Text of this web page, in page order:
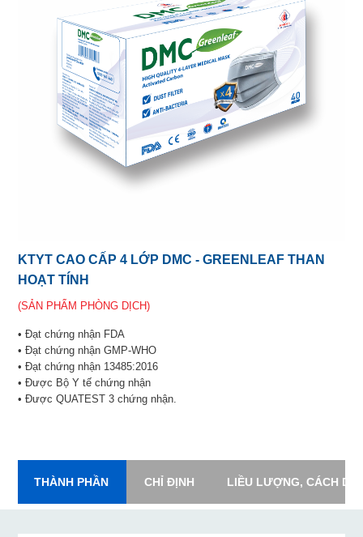
KTYT CAO CẤP 4 LỚP DMC - GREENLEAF THAN
HOẠT TÍNH
(SẢN PHẨM PHÒNG DỊCH)
• Đạt chứng nhận FDA
• Đạt chứng nhận GMP-WHO
• Đạt chứng nhận 13485:2016
• Được Bộ Y tế chứng nhận
• Được QUATEST 3 chứng nhận.
THÀNH PHẦN CHỈ ĐỊNH LIỀU LƯỢNG, CÁCH